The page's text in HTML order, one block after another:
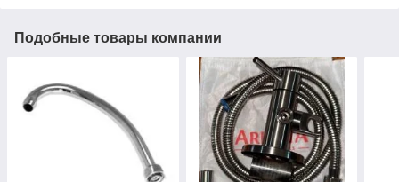
Подобные товары компании